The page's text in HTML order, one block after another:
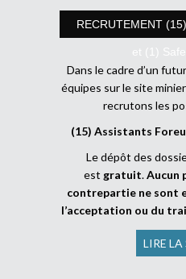
RECRUTEMENT
et (1)
Dans le cadre d’un
équipes sur le site
recrutons les
(15) Assistants
Le dépôt des
est gratuit.Aucun
contrepartie ne sont
l’acceptation ou du
LIRE LA